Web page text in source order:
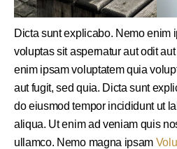
Dicta sunt explicabo. Nemo enim
voluptas sit aspernatur aut odit
enim ipsam voluptatem quia
aut fugit, sed quia. Dicta sunt
do eiusmod tempor incididunt ut
aliqua. Ut enim ad veniam quis
ullamco. Nemo magna ipsam